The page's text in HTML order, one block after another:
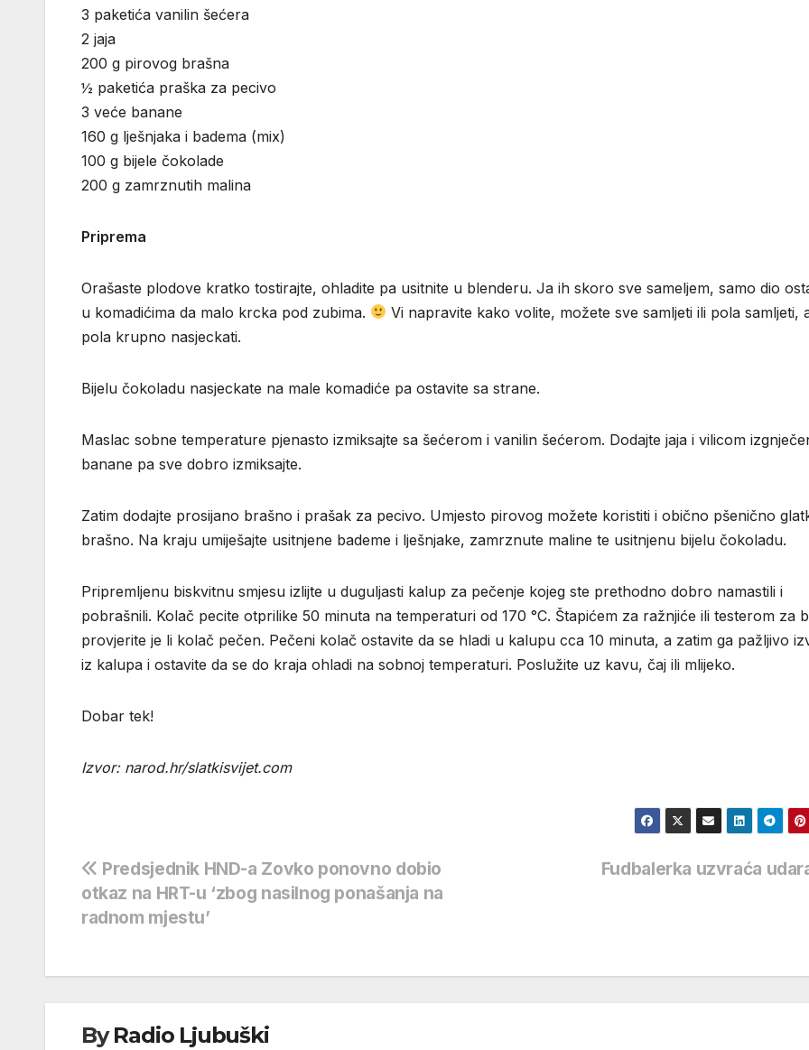
3 paketića vanilin šećera
2 jaja
200 g pirovog brašna
½ paketića praška za pecivo
3 veće banane
160 g lješnjaka i badema (mix)
100 g bijele čokolade
200 g zamrznutih malina
Priprema
Orašaste plodove kratko tostirajte, ohladite pa usitnite u blenderu. Ja ih skoro sve sameljem, samo dio
u komadićima da malo krcka pod zubima.
Vi napravite kako volite, možete sve samljeti ili pola samljeti,
pola krupno nasjeckati.
Bijelu čokoladu nasjeckate na male komadiće pa ostavite sa strane.
Maslac sobne temperature pjenasto izmiksajte sa šećerom i vanilin šećerom. Dodajte jaja i vilicom
banane pa sve dobro izmiksajte.
Zatim dodajte prosijano brašno i prašak za pecivo. Umjesto pirovog možete koristiti i obično pšenično
brašno. Na kraju umiješajte usitnjene bademe i lješnjake, zamrznute maline te usitnjenu bijelu čokoladu.
Pripremljenu biskvitnu smjesu izlijte u duguljasti kalup za pečenje kojeg ste prethodno dobro namastili i
pobrašnili. Kolač pecite otprilike 50 minuta na temperaturi od 170 °C. Štapićem za ražnjiće ili testerom za
provjerite je li kolač pečen. Pečeni kolač ostavite da se hladi u kalupu cca 10 minuta, a zatim ga pažljivo
iz kalupa i ostavite da se do kraja ohladi na sobnoj temperaturi. Poslužite uz kavu, čaj ili mlijeko.
Dobar tek!
Izvor: narod.hr/slatkisvijet.com
Navigacija
objava
Fudbalerka uzvraća
Predsjednik HND-a Zovko ponovno dobio
otkaz na HRT-u ‘zbog nasilnog ponašanja na
radnom mjestu’
ByRadio Ljubuški